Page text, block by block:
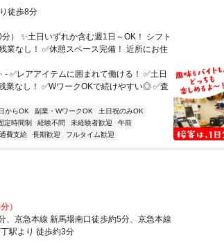
徒歩8分
） ✨土日いずれか含む週1日～OK！ シフト
業なし！ ✅休憩スペース完備！ 近所にお住
レアアイテムに囲まれて働ける！ ✅土日
業なし！ ✅WワークOKで続けやすい◎ ✅査
からOK 副業・WワークOK
土日祝のみOK
定時間制 経験不問 未経験者歓迎
午前
費支給 長期歓迎 フルタイム歓迎
）
、京急本線 新馬場南口徒歩約5分、京急本線
駅より 徒歩約3分